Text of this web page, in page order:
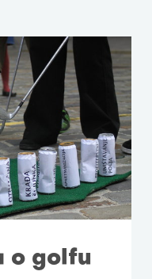
o golfu